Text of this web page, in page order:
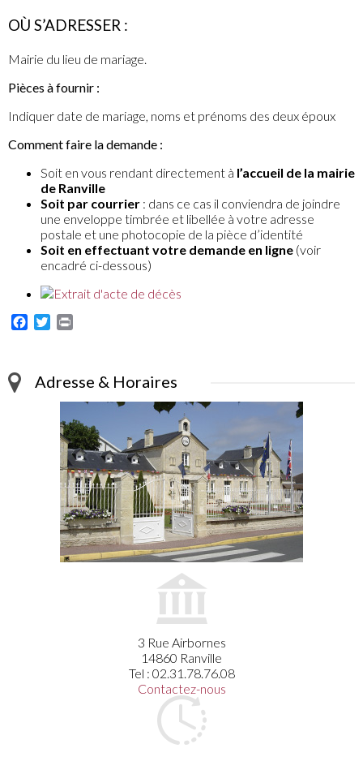
OÙ S’ADRESSER :
Mairie du lieu de mariage.
Pièces à fournir :
Indiquer date de mariage, noms et prénoms des deux époux
Comment faire la demande :
Soit en vous rendant directement à l’accueil de la mairie
de Ranville
Soit par courrier : dans ce cas il conviendra de joindre
une enveloppe timbrée et libellée à votre adresse
postale et une photocopie de la pièce d’identité
Soit en effectuant votre demande en ligne (voir
encadré ci-dessous)
Facebook
Twitter
Adresse & Horaires
3 Rue Airbornes
14860 Ranville
Tel : 02.31.78.76.08
Contactez-nous